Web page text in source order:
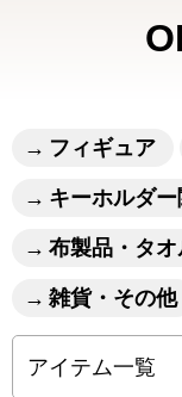
フィギュア
キーホルダ
布製品・タオ
雑貨・その他
アイテム一覧